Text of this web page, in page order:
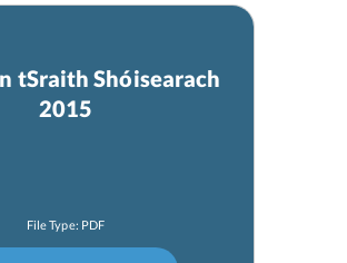
tSraith Shóisearach
2015